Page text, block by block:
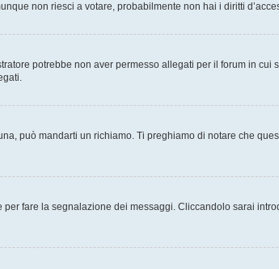
non riesci a votare, probabilmente non hai i diritti
potrebbe non aver permesso allegati per il forum in
può mandarti un richiamo. Ti preghiamo di notare che
fare la segnalazione dei messaggi. Cliccandolo sarai